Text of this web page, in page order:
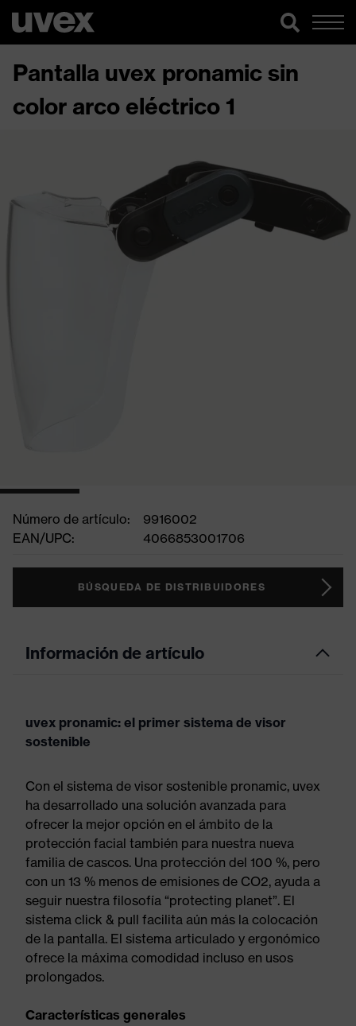
Pantalla uvex pronamic sin
color arco eléctrico 1​
Número de artículo:
9916002
EAN/UPC:
4066853001706
BÚSQUEDA DE DISTRIBUIDORES
Información de artículo
uvex pronamic: el primer sistema de visor
sostenible
Con el sistema de visor sostenible pronamic, uvex
ha desarrollado una solución avanzada para
ofrecer la mejor opción en el ámbito de la
protección facial también para nuestra nueva
familia de cascos. Una protección del 100 %, pero
con un 13 % menos de emisiones de CO2, ayuda a
seguir nuestra filosofía “protecting planet”. El
sistema click & pull facilita aún más la colocación
de la pantalla. El sistema articulado y ergonómico
ofrece la máxima comodidad incluso en usos
prolongados.
Características generales